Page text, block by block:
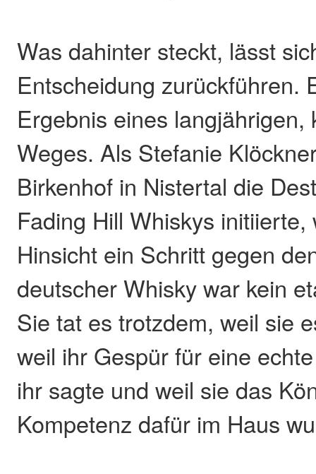
Was dahinter steckt, lässt
Entscheidung zurückführen.
Ergebnis eines langjährigen,
Weges. Als Stefanie
Birkenhof in Nistertal die
Fading Hill Whiskys
Hinsicht ein Schritt gegen
deutscher Whisky war kein
Sie tat es trotzdem, weil sie
weil ihr Gespür für eine
ihr sagte und weil sie das
Kompetenz dafür im Haus